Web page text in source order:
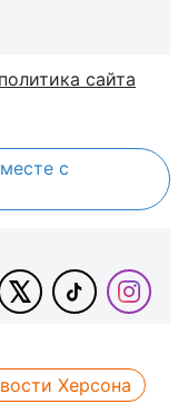
сайта
с
Херсона